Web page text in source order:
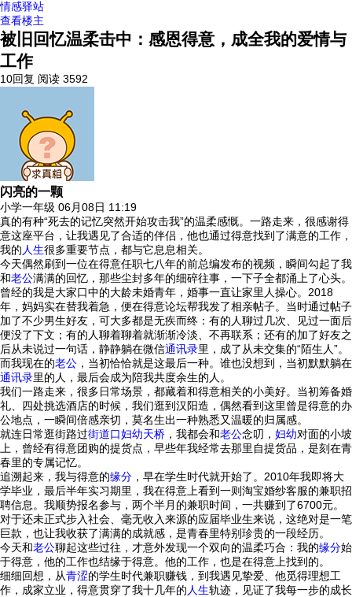
情感驿站
查看楼主
被旧回忆温柔击中：感恩得意，成全我的爱情与
工作
10回复 阅读 3592
闪亮的一颗
小学一年级 06月08日 11:19
真的有种“死去的记忆突然开始攻击我”的温柔感慨。一路走来，很感谢得
意这座平台，让我遇见了合适的伴侣，他也通过得意找到了满意的工作，
我的 人生很多重要节点，都与它息息相关。
今天偶然刷到一位在得意任职七八年的前总编发布的视频，瞬间勾起了我
和老公满满的回忆，那些尘封多年的细碎往事，一下子全都涌上了心头。
曾经的我是大家口中的大龄未婚青年，婚事一直让家里人操心。2018
年，妈妈实在替我着急，便在得意论坛帮我发了相亲帖子。当时通过帖子
加了不少男生好友，可大多都是无疾而终：有的人聊过几次、见过一面后
便没了下文；有的人聊着聊着就渐渐冷淡、不再联系；还有的加了好友之
后从未说过一句话，静静躺在微信通讯录里，成了从未交集的“陌生人”。
而我现在的老公 ，当初恰恰就是这最后一种。谁也没想到，当初默默躺在
通讯录里的人，最后会成为陪我共度余生的人。
我们一路走来，很多日常场景，都藏着和得意相关的小美好。当初筹备婚
礼、四处挑选酒店的时候，我们逛到汉阳造，偶然看到这里曾是得意的办
公地点，一瞬间倍感亲切，莫名生出一种熟悉又温暖的归属感。
就连日常逛街路过街道口妇幼天桥 ，我都会和老公念叨， 妇幼对面的小坡
上，曾经有得意团购的提货点，早些年我经常去那里自提货品，是刻在青
春里的专属记忆。
追溯起来，我与得意的缘分 ，早在学生时代就开始了。2010年我即将大
学毕业，最后半年实习期里，我在得意上看到一则淘宝婚纱客服的兼职招
聘信息。我顺势报名参与，两个半月的兼职时间，一共赚到了6700元。
对于还未正式步入社会、毫无收入来源的应届毕业生来说，这绝对是一笔
巨款，也让我收获了满满的成就感，是青春里特别珍贵的一段经历。
今天和老公聊起这些过往，才意外发现一个双向的温柔巧合：我的缘分始
于得意，他的工作也结缘于得意。他的工作，也是在得意上找到的。
细细回想，从青涩的学生时代兼职赚钱，到我遇见挚爱、他觅得理想工
作，成家立业，得意贯穿了我十几年的 人生轨迹，见证了我每一步的成长